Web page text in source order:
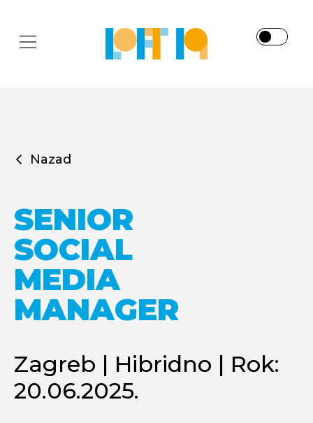
Nazad
SENIOR
SOCIAL
MEDIA
MANAGER
Zagreb | Hibridno | Rok:
20.06.2025.